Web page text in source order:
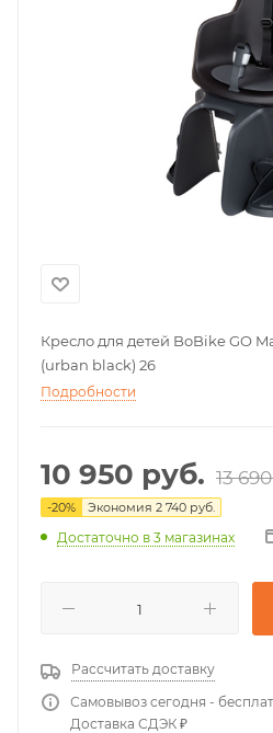
Кресло для детей BoBike GO
(urban black) 26
Подробности
10 950 руб. 13 690
-20% Экономия 2 740 руб.
Достаточно в 3 магазинах
Рассчитать доставку
Самовывоз сегодня -
Доставка СДЭК ₽